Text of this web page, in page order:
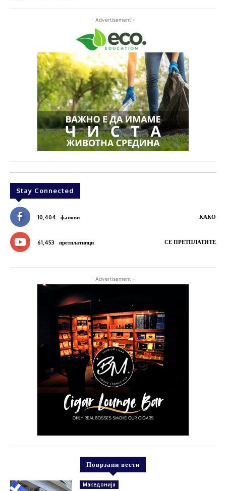
- Advertisement -
Stay Connected
10,404 фанови КАКО
61,453 претплатници СЕ ПРЕТПЛАТИТЕ
- Advertisement -
Поврзани вести
Македонија